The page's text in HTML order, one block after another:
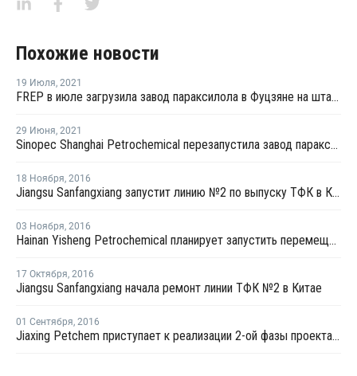
Похожие новости
19 Июля, 2021
FREP в июле загрузила завод параксилола в Фуцзяне на штатном уровне
29 Июня, 2021
Sinopec Shanghai Petrochemical перезапустила завод параксилола № 1 после планового ремонта
18 Ноября, 2016
Jiangsu Sanfangxiang запустит линию №2 по выпуску ТФК в Китае на этой неделе
03 Ноября, 2016
Hainan Yisheng Petrochemical планирует запустить перемещенный завод ПЭТ в марте 2017 года
17 Октября, 2016
Jiangsu Sanfangxiang начала ремонт линии ТФК №2 в Китае
01 Сентября, 2016
Jiaxing Petchem приступает к реализации 2-ой фазы проекта по наращиванию мощностей ТФК в Китае